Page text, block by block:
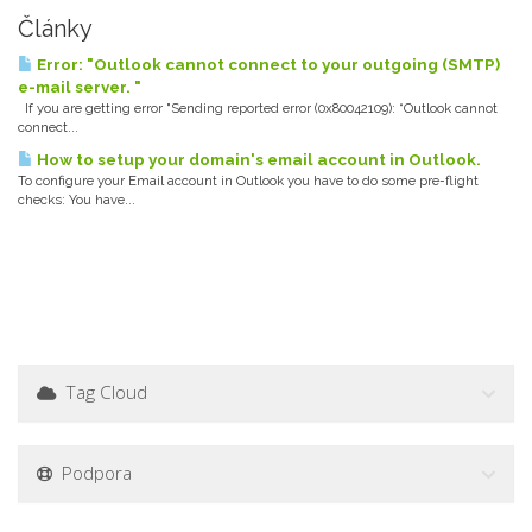
Články
Error: "Outlook cannot connect to your outgoing (SMTP)
e-mail server. "
If you are getting error "Sending reported error (0x80042109): “Outlook cannot
connect...
How to setup your domain's email account in Outlook.
To configure your Email account in Outlook you have to do some pre-flight
checks: You have...
Tag Cloud
Podpora